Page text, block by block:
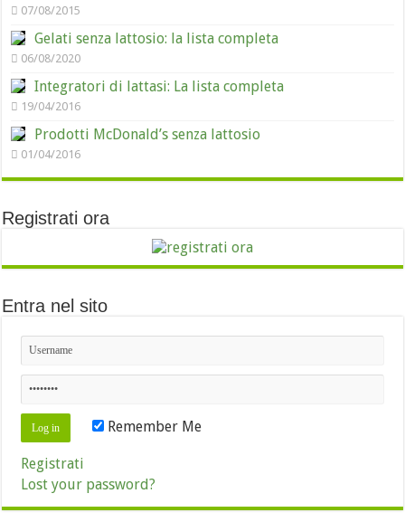
07/08/2015
Gelati senza lattosio: la lista completa
06/08/2020
Integratori di lattasi: La lista completa
19/04/2016
Prodotti McDonald’s senza lattosio
01/04/2016
Registrati ora
Entra nel sito
Remember Me
Registrati
Lost your password?